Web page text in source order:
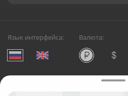
Язык интерфейса: Валюта:
Служба круглосуточной
Русский Букет, 2026